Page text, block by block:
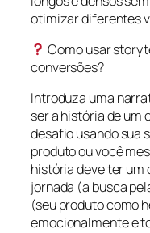
otimizar diferentes
Como usar
conversões?
Introduza uma
ser a história de um
desafio usando sua
produto ou você
história deve ter
jornada (a busca
(seu produto como
emocionalmente e